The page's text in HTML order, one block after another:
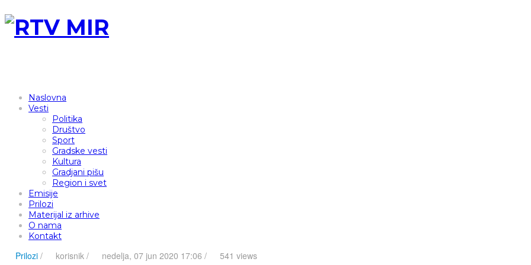
Naslovna
Vesti
Politika
Društvo
Sport
Gradske vesti
Kultura
Gradjani pišu
Region i svet
Emisije
Prilozi
Materijal iz arhive
O nama
Kontakt
Prilozi / korisnik / nedelja, 07 jun 2020 17:06 / 541 views